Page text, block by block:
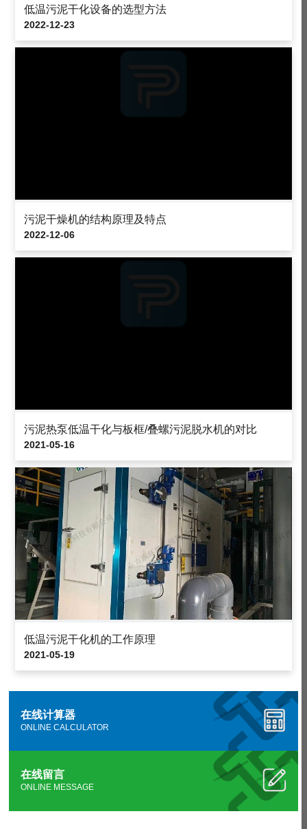
低温污泥干化设备的选型方法
2022-12-23
污泥干燥机的结构原理及特点
2022-12-06
污泥热泵低温干化与板框/叠螺污泥脱水机的对比
2021-05-16
低温污泥干化机的工作原理
2021-05-19
在线计算器
ONLINE CALCULATOR
在线留言
ONLINE MESSAGE